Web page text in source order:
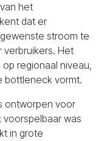
het
dat er
stroom te
Het
regionaal niveau,
bottleneck vormt.
ontworpen voor
was
in grote